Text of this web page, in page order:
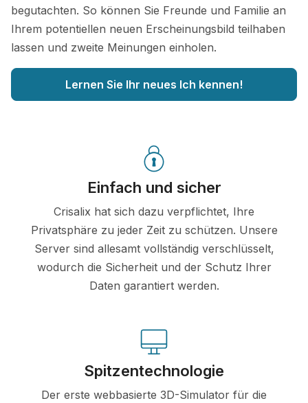
begutachten. So können Sie Freunde und Familie an
Ihrem potentiellen neuen Erscheinungsbild teilhaben
lassen und zweite Meinungen einholen.
Lernen Sie Ihr neues Ich kennen!
Einfach und sicher
Crisalix hat sich dazu verpflichtet, Ihre
Privatsphäre zu jeder Zeit zu schützen. Unsere
Server sind allesamt vollständig verschlüsselt,
wodurch die Sicherheit und der Schutz Ihrer
Daten garantiert werden.
Spitzentechnologie
Der erste webbasierte 3D-Simulator für die